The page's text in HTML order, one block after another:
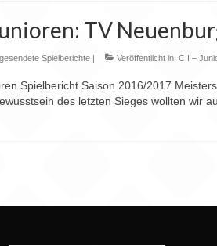
TV
Spielberichte | Veröffentlicht in: C I –
Spielbericht Saison 2016/2017
des letzten Sieges wollten wir